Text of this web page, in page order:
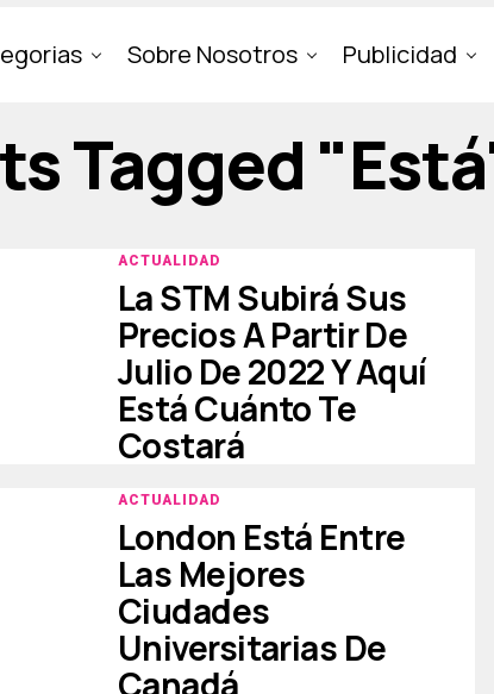
Sobre Nosotros Publicidad
Tagged
ACTUALIDAD
La STM Subirá Sus
Precios A Partir De
Julio De 2022 Y Aquí
Está Cuánto Te
Costará
ACTUALIDAD
London Está Entre
Las Mejores
Ciudades
Universitarias De
Canadá